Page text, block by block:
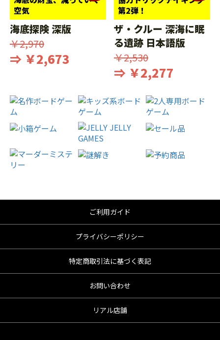
空気
海底探険 深版
￥2,970
⇒ ￥2,673
第2弾！
ザ・クルー 深海に眠
る遺跡 日本語版
￥2,530
⇒ ￥2,277
ご利用ガイド
プライバシーポリシー
特定商取引法に基づく表記
お問い合わせ
リアル店舗